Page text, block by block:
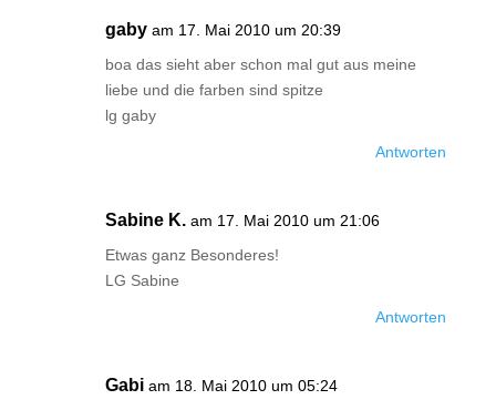
gaby am 17. Mai 2010 um 20:39
boa das sieht aber schon mal gut aus meine
liebe und die farben sind spitze
lg gaby
Antworten
Sabine K. am 17. Mai 2010 um 21:06
Etwas ganz Besonderes!
LG Sabine
Antworten
Gabi am 18. Mai 2010 um 05:24